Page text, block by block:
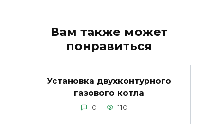
Вам также может
понравиться
Установка двухконтурного
газового котла
0 110